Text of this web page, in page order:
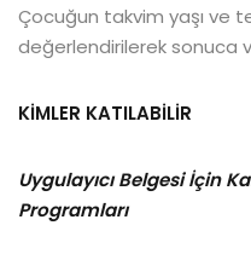
Çocuğun takvim yaşı ve
değerlendirilerek sonuca
KİMLER KATILABİLİR
Uygulayıcı Belgesi İçin
Programları